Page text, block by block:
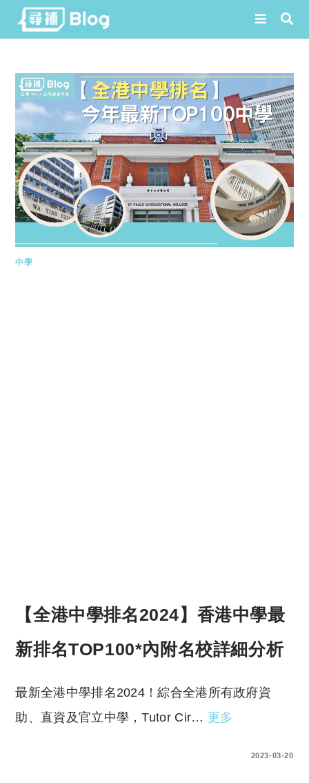
content
中學
【全港中學排名2024】香港中學最
新排名TOP100*內附名校詳細分析
最新全港中學排名2024！綜合全港所有政府資
助、直資及官立中學，Tutor Cir… 更多
2023-03-20